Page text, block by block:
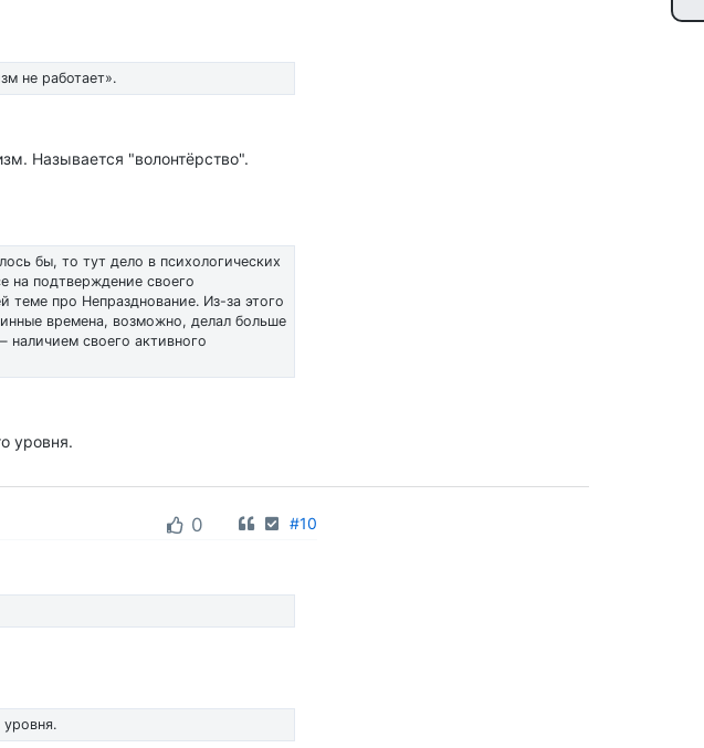
не работает».
Называется "волонтёрство".
бы, то тут дело в психологических
на подтверждение своего
теме про Непразднование. Из-за этого
времена, возможно, делал больше
наличием своего активного
уровня.
0 #10